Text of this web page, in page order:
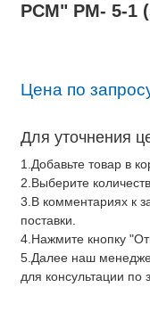
РСМ" РМ- 5-1
Цена по
Для уточнения
1.Добавьте товар в
2.Выберите
3.В комментариях к
поставки.
4.Нажмите кнопку
5.Далее наш
для консультации по